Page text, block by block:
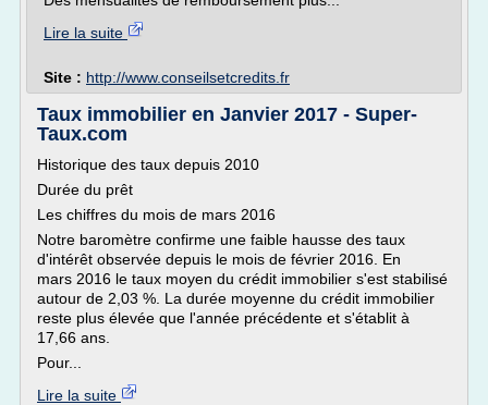
Lire la suite
Site : http://www.conseilsetcredits.fr
Taux immobilier en Janvier 2017 - Super-
Taux.com
Historique des taux depuis 2010
Durée du prêt
Les chiffres du mois de mars 2016
Notre baromètre confirme une faible hausse des taux
d'intérêt observée depuis le mois de février 2016. En
mars 2016 le taux moyen du crédit immobilier s'est stabilisé
autour de 2,03 %. La durée moyenne du crédit immobilier
reste plus élevée que l'année précédente et s'établit à
17,66 ans.
Pour...
Lire la suite